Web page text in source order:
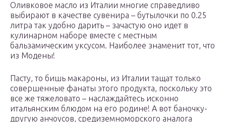
Оливковое масло из Италии многие справедливо
выбирают в качестве сувенира – бутылочки по 0.25
литра так удобно дарить – зачастую оно идет в
кулинарном наборе вместе с местным
бальзамическим уксусом. Наиболее знаменит тот, что
из Модены!
Пасту, то бишь макароны, из Италии тащат только
совершенные фанаты этого продукта, поскольку это
все же тяжеловато – наслаждайтесь исконно
итальянским блюдом на его родине! А вот баночку-
другую анчоусов, средиземноморского аналога